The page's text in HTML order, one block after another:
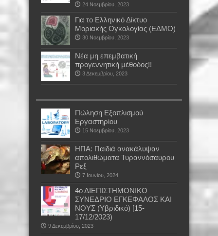
24 Νοεμβρίου, 2023
Για το Ελληνικό Δίκτυο
Μοριακής Ογκολογίας (ΕΔΜΟ)
30 Νοεμβρίου, 2023
Νέα μη επεμβατική
προγεννητική μέθοδος!!
3 Δεκεμβρίου, 2023
Πώληση Εξοπλισμού
Εργαστηρίου
15 Νοεμβρίου, 2023
ΗΠΑ: Παιδιά ανακάλυψαν
απολιθώματα Τυραννόσαυρου
Ρεξ
7 Ιουνίου, 2024
4ο ΔΙΕΠΙΣΤΗΜΟΝΙΚΟ
ΣΥΝΕΔΡΙΟ ΕΓΚΕΦΑΛΟΣ ΚΑΙ
ΝΟΥΣ (Υβριδικό) [15-
17/12/2023)
9 Δεκεμβρίου, 2023